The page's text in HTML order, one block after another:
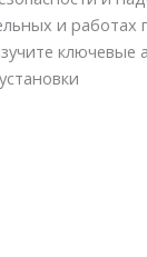
и работах
ключевые